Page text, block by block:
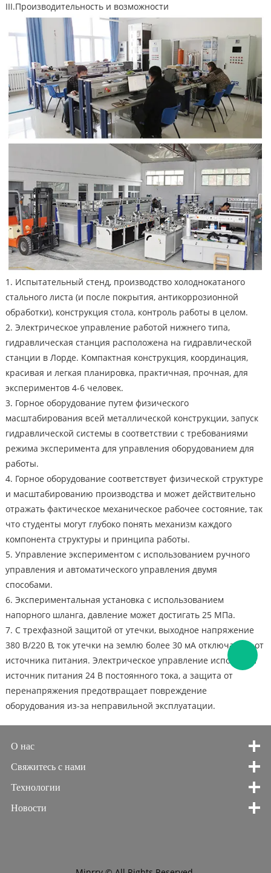
III.Производительность и возможности
1. Испытательный стенд, производство холоднокатаного
стального листа (и после покрытия, антикоррозионной
обработки), конструкция стола, контроль работы в целом.
2. Электрическое управление работой нижнего типа,
гидравлическая станция расположена на гидравлической
станции в Лорде. Компактная конструкция, координация,
красивая и легкая планировка, практичная, прочная, для
экспериментов 4-6 человек.
3. Горное оборудование путем физического
масштабирования всей металлической конструкции, запуск
гидравлической системы в соответствии с требованиями
режима эксперимента для управления оборудованием для
работы.
4. Горное оборудование соответствует физической структуре
и масштабированию производства и может действительно
отражать фактическое механическое рабочее состояние, так
что студенты могут глубоко понять механизм каждого
компонента структуры и принципа работы.
5. Управление экспериментом с использованием ручного
управления и автоматического управления двумя
способами.
6. Экспериментальная установка с использованием
напорного шланга, давление может достигать 25 МПа.
7. С трехфазной защитой от утечки, выходное напряжение
380 В/220 В, ток утечки на землю более 30 мА отключается от
источника питания. Электрическое управление использует
источник питания 24 В постоянного тока, а защита от
перенапряжения предотвращает повреждение
оборудования из-за неправильной эксплуатации.
О нас
Свяжитесь с нами
Технологии
Новости